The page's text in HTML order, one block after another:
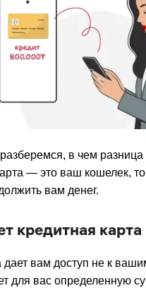
в чем
— это ваш кошелек,
вам денег.
кредитная карта
дает вам доступ не к
для вас определенную